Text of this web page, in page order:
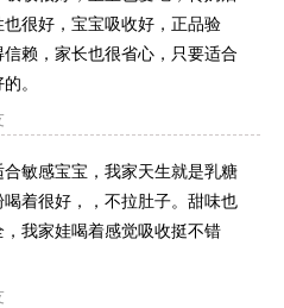
很好，宝宝吸收好，正品验
赖，家长也很省心，只要适合
。
敏感宝宝，我家天生就是乳糖
着很好，，不拉肚子。甜味也
我家娃喝着感觉吸收挺不错